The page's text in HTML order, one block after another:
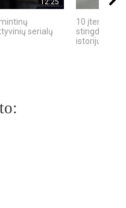
12:25
serialų
10 įtemptų,
stingdančių
istorijų